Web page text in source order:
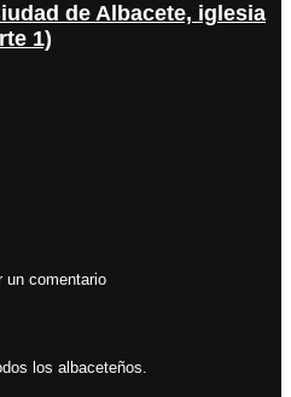
de Albacete, iglesia
1)
un comentario
los albaceteños.